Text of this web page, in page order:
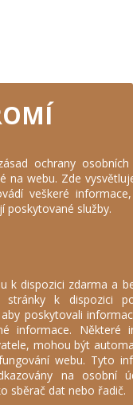
ochrany
na webu. Zde
veškeré
poskytované služby.
k dispozici zdarma a
k dispozici
poskytovali
informace. Některé
mohou být
webu. Tyto
na osobní
sběrač dat nebo řadič.